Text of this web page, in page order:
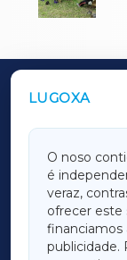
LUGOXA
O noso
é
veraz,
ofrecer este
financiamos
publicidade.
OUTROS